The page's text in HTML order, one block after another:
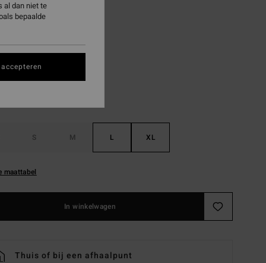
SALE EXTRA 25%
S M L XL
maattabel
In winkelwagen
Thuis of bij een afhaalpunt
al dan niet te
bepaalde